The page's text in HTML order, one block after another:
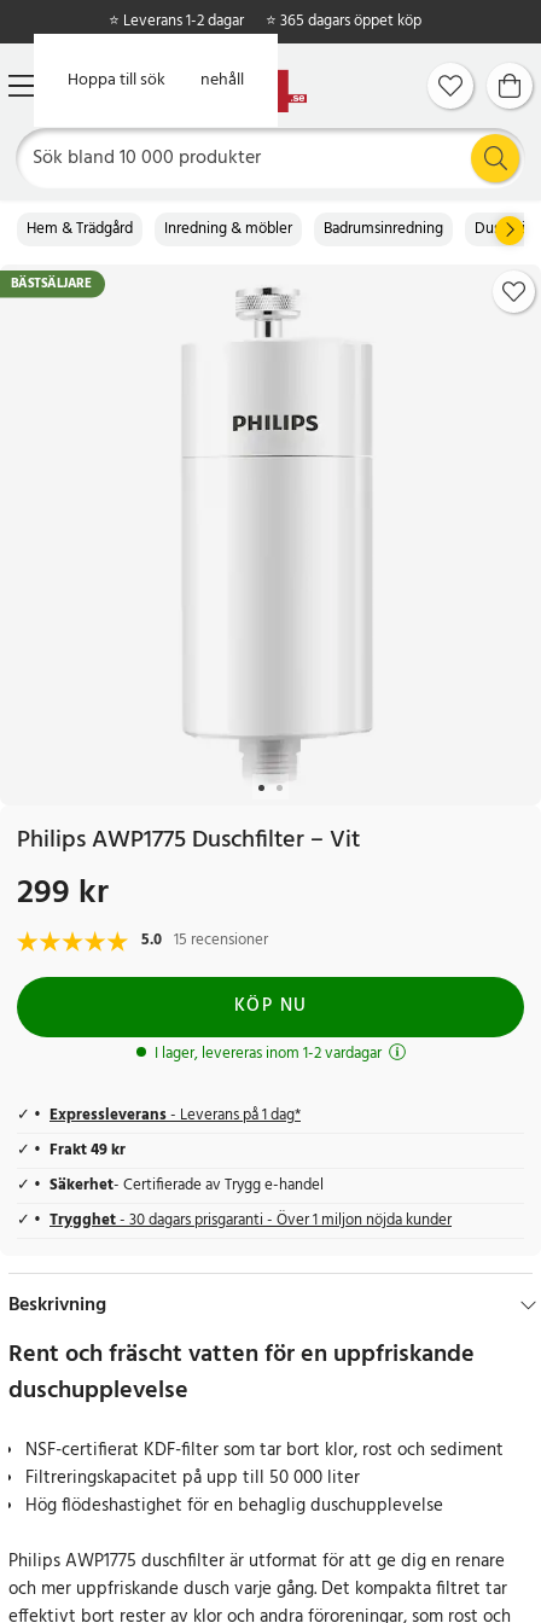
Hoppa till huvudinnehåll
Hoppa till sök
⭐ Leverans 1-2 dagar ⭐ 365 dagars öppet köp
Hem & Trädgård Inredning & möbler Badrumsinredning
BÄSTSÄLJARE
Philips AWP1775 Duschfilter – Vit
Pris:299 kr
299 kr
5.0 15 recensioner
KÖP NU
I lager, levereras inom 1-2 vardagar
Expressleverans- Leverans på 1 dag*
Frakt 49 kr
Säkerhet- Certifierade av Trygg e-handel
Trygghet- 30 dagars prisgaranti - Över 1 miljon nöjda kunder
Beskrivning
Rent och fräscht vatten för en uppfriskande
duschupplevelse
NSF-certifierat KDF-filter som tar bort klor, rost och sediment
Filtreringskapacitet på upp till 50 000 liter
Hög flödeshastighet för en behaglig duschupplevelse
Philips AWP1775 duschfilter är utformat för att ge dig en renare
och mer uppfriskande dusch varje gång. Det kompakta filtret tar
effektivt bort rester av klor och andra föroreningar, som rost och